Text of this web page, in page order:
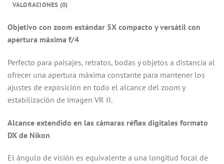
VALORACIONES (0)
Objetivo con zoom estándar 5X compacto y versátil con
apertura máxima f/4
Perfecto para paisajes, retratos, bodas y objetos a distancia al
ofrecer una apertura máxima constante para mantener los
ajustes de exposición en todo el alcance del zoom y
estabilización de imagen VR II.
Alcance extendido en las cámaras réflex digitales formato
DX de Nikon
El ángulo de visión es equivalente a una longitud focal de